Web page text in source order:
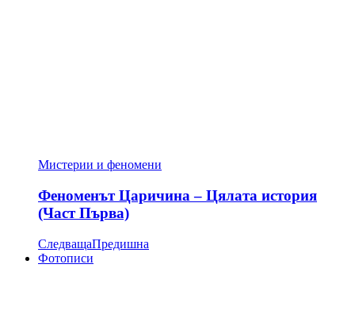
Мистерии и феномени
Феноменът Царичина – Цялата история
(Част Първа)
СледващаПредишна
Фотописи